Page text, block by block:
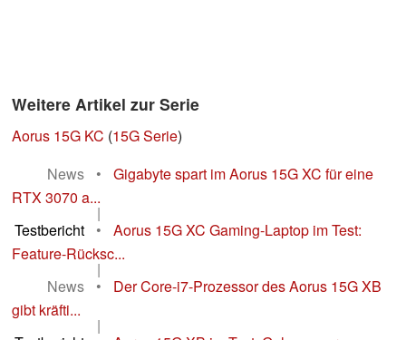
Weitere Artikel zur Serie
Aorus 15G KC (15G Serie)
News
•
Gigabyte spart im Aorus 15G XC für eine
RTX 3070 a...
|
Testbericht
•
Aorus 15G XC Gaming-Laptop im Test:
Feature-Rücksc...
|
News
•
Der Core-i7-Prozessor des Aorus 15G XB
gibt kräfti...
|